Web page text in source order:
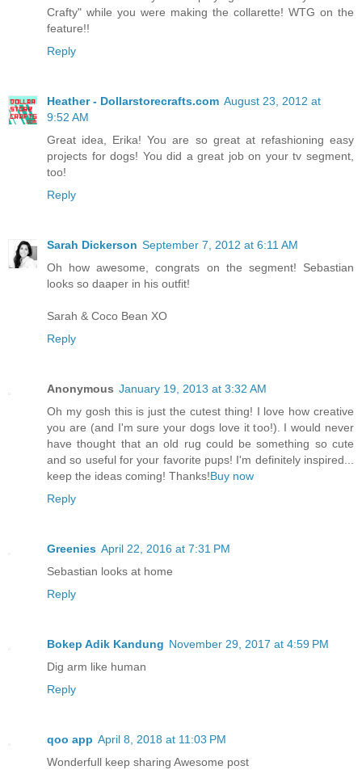
Crafty" while you were making the collarette! WTG on the
feature!!
Reply
Heather - Dollarstorecrafts.com August 23, 2012 at
9:52 AM
Great idea, Erika! You are so great at refashioning easy
projects for dogs! You did a great job on your tv segment,
too!
Reply
Sarah Dickerson September 7, 2012 at 6:11 AM
Oh how awesome, congrats on the segment! Sebastian
looks so daaper in his outfit!
Sarah & Coco Bean XO
Reply
Anonymous January 19, 2013 at 3:32 AM
Oh my gosh this is just the cutest thing! I love how creative
you are (and I'm sure your dogs love it too!). I would never
have thought that an old rug could be something so cute
and so useful for your favorite pups! I'm definitely inspired...
keep the ideas coming! Thanks!Buy now
Reply
Greenies April 22, 2016 at 7:31 PM
Sebastian looks at home
Reply
Bokep Adik Kandung November 29, 2017 at 4:59 PM
Dig arm like human
Reply
qoo app April 8, 2018 at 11:03 PM
Wonderfull keep sharing Awesome post